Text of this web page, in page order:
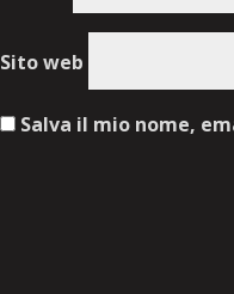
Sito web
Salva il mio nome,